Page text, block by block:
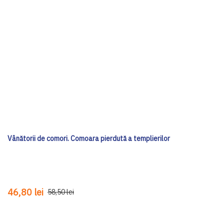
Vânătorii de comori. Comoara pierdută a templierilor
46,80 lei 58,50 lei